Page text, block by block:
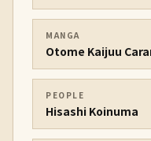
MANGA
Otome Kaijuu
PEOPLE
Hisashi Koinuma